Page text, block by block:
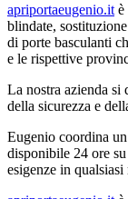
apriportaeugenio.it è
blindate,
di porte basculanti
e le rispettive
La nostra azienda si
della sicurezza e
Eugenio coordina
disponibile 24 ore
esigenze in qualsiasi